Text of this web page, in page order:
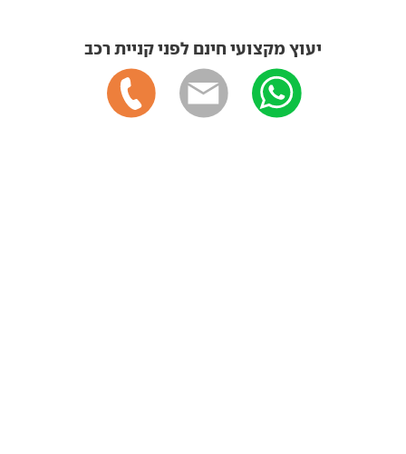
יעוץ מקצועי חינם לפני קניית רכב